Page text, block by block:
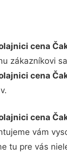
cena
zákazníkovi
cena
cena
vám
tu pre vás